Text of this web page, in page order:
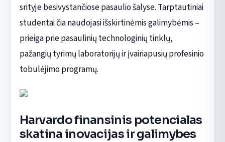
srityje besivystančiose pasaulio šalyse. Tarptautiniai
studentai čia naudojasi išskirtinėmis galimybėmis –
prieiga prie pasaulinių technologinių tinklų,
pažangių tyrimų laboratorijų ir įvairiapusių profesinio
tobulėjimo programų.
Harvardo finansinis potencialas
skatina inovacijas ir galimybes